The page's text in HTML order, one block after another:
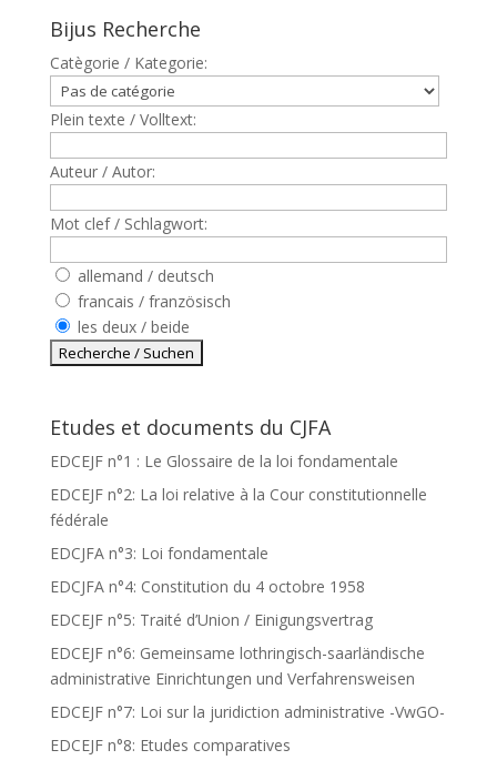
Bijus Recherche
Catègorie / Kategorie:
Plein texte / Volltext:
Auteur / Autor:
Mot clef / Schlagwort:
allemand / deutsch
francais / französisch
les deux / beide
Etudes et documents du CJFA
EDCEJF n°1 : Le Glossaire de la loi fondamentale
EDCEJF n°2: La loi relative à la Cour constitutionnelle
fédérale
EDCJFA n°3: Loi fondamentale
EDCJFA n°4: Constitution du 4 octobre 1958
EDCEJF n°5: Traité d’Union / Einigungsvertrag
EDCEJF n°6: Gemeinsame lothringisch-saarländische
administrative Einrichtungen und Verfahrensweisen
EDCEJF n°7: Loi sur la juridiction administrative -VwGO-
EDCEJF n°8: Etudes comparatives